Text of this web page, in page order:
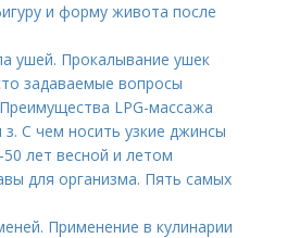
и форму живота после
ушей. Прокалывание ушек
задаваемые вопросы
LPG-массажа
С чем носить узкие джинсы
лет весной и летом
для организма. Пять самых
Применение в кулинарии